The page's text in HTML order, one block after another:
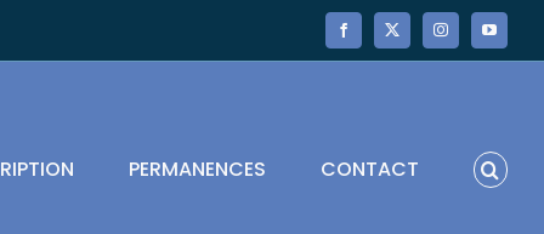
Facebook
X InstagramYouTube
PERMANENCES CONTACT